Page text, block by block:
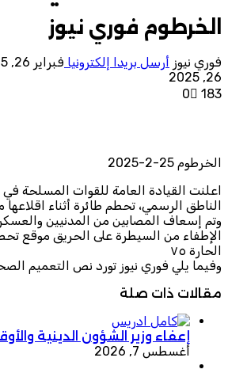
الخرطوم فوري نيوز
فوري نيوز أرسل بريدا إلكترونيا فبراير 26, 2025
26, 2025
0
183
الخرطوم 25-2-2025
اعلنت القيادة العامة للقوات المسلحة
الناطق الرسمي، تحطم طائرة أثناء
وتم إسعاف المصابين من المدنيين
الإطفاء من السيطرة على الحريق موقع
الحارة ٧٥
وفيما يلي فوري نيوز تورد نص التعميم
مقالات ذات صلة
إعفاء وزير الشؤون الدينية
أغسطس 7, 2026